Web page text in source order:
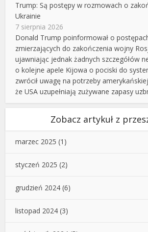
Trump: Są postępy w rozmowach o
Ukrainie
7 sierpnia 2026
Donald Trump poinformował o
zmierzających do zakończenia wojny
ujawniając jednak żadnych szczegółów
o kolejne apele Kijowa o pociski do
zwrócił uwagę na potrzeby
że USA uzupełniają zużywane zapasy
Zobacz artykuł z
marzec 2025 (1)
styczeń 2025 (2)
grudzień 2024 (6)
listopad 2024 (3)